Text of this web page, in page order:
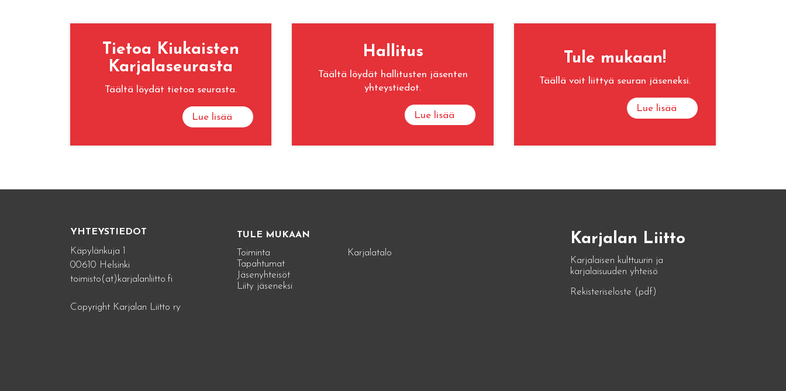
Tietoa Kiukaisten
Karjalaseurasta
Täältä löydät tietoa seurasta.
Lue lisää
Hallitus
Täältä löydät hallitusten jäsenten
yhteystiedot.
Lue lisää
Tule mukaan!
Täällä voit liittyä seuran jäseneksi.
Lue lisää
YHTEYSTIEDOT
Käpylänkuja 1
00610 Helsinki
toimisto(at)karjalanliitto.fi
Copyright Karjalan Liitto ry
TULE MUKAAN
Toiminta
Tapahtumat
Jäsenyhteisöt
Liity jäseneksi
Karjalatalo
Karjalan Liitto
Karjalaisen kulttuurin ja
karjalaisuuden yhteisö
Rekisteriseloste (pdf)